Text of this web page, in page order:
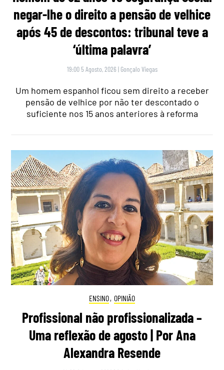
negar-lhe o direito a pensão de velhice
após 45 de descontos: tribunal teve a
‘última palavra’
19:00 5 Agosto, 2026 | Gonçalo Viegas
Um homem espanhol ficou sem direito a receber
pensão de velhice por não ter descontado o
suficiente nos 15 anos anteriores à reforma
ENSINO, OPINIÃO
Profissional não profissionalizada –
Uma reflexão de agosto | Por Ana
Alexandra Resende